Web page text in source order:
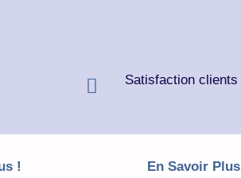
Satisfaction clients
! En Savoir Plus